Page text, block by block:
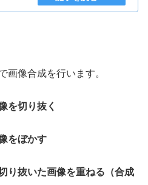
画像合成を行います。
を切り抜く
をぼかす
り抜いた画像を重ねる（合成